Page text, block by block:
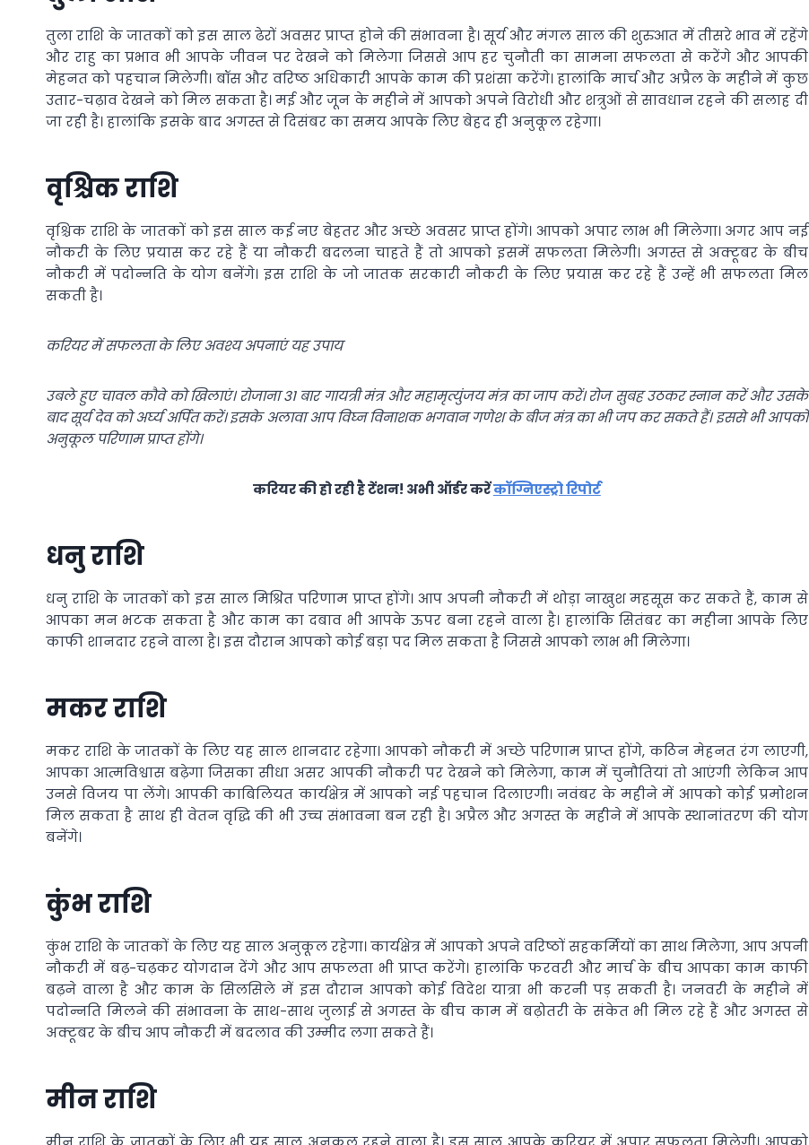
तुला राशि के जातकों को इस साल ढेरों अवसर प्राप्त होने की संभावना है। सूर्य और मंगल साल की शुरुआत में तीसरे भाव में रहेंगे
और राहु का प्रभाव भी आपके जीवन पर देखने को मिलेगा जिससे आप हर चुनौती का सामना सफलता से करेंगे और आपकी
मेहनत को पहचान मिलेगी। बॉस और वरिष्ठ अधिकारी आपके काम की प्रशंसा करेंगे। हालांकि मार्च और अप्रैल के महीने में कुछ
उतार-चढ़ाव देखने को मिल सकता है। मई और जून के महीने में आपको अपने विरोधी और शत्रुओं से सावधान रहने की सलाह दी
जा रही है। हालांकि इसके बाद अगस्त से दिसंबर का समय आपके लिए बेहद ही अनुकूल रहेगा।
वृश्चिक राशि
वृश्चिक राशि के जातकों को इस साल कई नए बेहतर और अच्छे अवसर प्राप्त होंगे। आपको अपार लाभ भी मिलेगा। अगर आप नई
नौकरी के लिए प्रयास कर रहे हैं या नौकरी बदलना चाहते हैं तो आपको इसमें सफलता मिलेगी। अगस्त से अक्टूबर के बीच
नौकरी में पदोन्नति के योग बनेंगे। इस राशि के जो जातक सरकारी नौकरी के लिए प्रयास कर रहे हैं उन्हें भी सफलता मिल
सकती है।
करियर में सफलता के लिए अवश्य अपनाएं यह उपाय
उबले हुए चावल कौवे को खिलाएं।रोजाना 31 बार गायत्री मंत्र और महामृत्युंजय मंत्र का जाप करें।रोज सुबह उठकर स्नान करें और उसके
बाद सूर्य देव को अर्घ्य अर्पित करें।इसके अलावा आप विघ्न विनाशक भगवान गणेश के बीज मंत्र का भी जप कर सकते हैं। इससे भी आपको
अनुकूल परिणाम प्राप्त होंगे।
करियर की हो रही है टेंशन! अभी ऑर्डर करेंकॉग्निएस्ट्रो रिपोर्ट
धनु राशि
धनु राशि के जातकों को इस साल मिश्रित परिणाम प्राप्त होंगे। आप अपनी नौकरी में थोड़ा नाखुश महसूस कर सकते हैं, काम से
आपका मन भटक सकता है और काम का दबाव भी आपके ऊपर बना रहने वाला है। हालांकि सितंबर का महीना आपके लिए
काफी शानदार रहने वाला है। इस दौरान आपको कोई बड़ा पद मिल सकता है जिससे आपको लाभ भी मिलेगा।
मकर राशि
मकर राशि के जातकों के लिए यह साल शानदार रहेगा। आपको नौकरी में अच्छे परिणाम प्राप्त होंगे, कठिन मेहनत रंग लाएगी,
आपका आत्मविश्वास बढ़ेगा जिसका सीधा असर आपकी नौकरी पर देखने को मिलेगा, काम में चुनौतियां तो आएंगी लेकिन आप
उनसे विजय पा लेंगे। आपकी काबिलियत कार्यक्षेत्र में आपको नई पहचान दिलाएगी। नवंबर के महीने में आपको कोई प्रमोशन
मिल सकता है साथ ही वेतन वृद्धि की भी उच्च संभावना बन रही है। अप्रैल और अगस्त के महीने में आपके स्थानांतरण की योग
बनेंगे।
कुंभ राशि
कुंभ राशि के जातकों के लिए यह साल अनुकूल रहेगा। कार्यक्षेत्र में आपको अपने वरिष्ठों सहकर्मियों का साथ मिलेगा, आप अपनी
नौकरी में बढ़-चढ़कर योगदान देंगे और आप सफलता भी प्राप्त करेंगे। हालांकि फरवरी और मार्च के बीच आपका काम काफी
बढ़ने वाला है और काम के सिलसिले में इस दौरान आपको कोई विदेश यात्रा भी करनी पड़ सकती है। जनवरी के महीने में
पदोन्नति मिलने की संभावना के साथ-साथ जुलाई से अगस्त के बीच काम में बढ़ोतरी के संकेत भी मिल रहे हैं और अगस्त से
अक्टूबर के बीच आप नौकरी में बदलाव की उम्मीद लगा सकते हैं।
मीन राशि